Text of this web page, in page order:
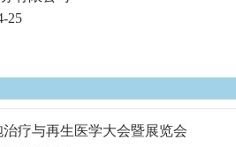
25
疗与再生医学大会暨展览会